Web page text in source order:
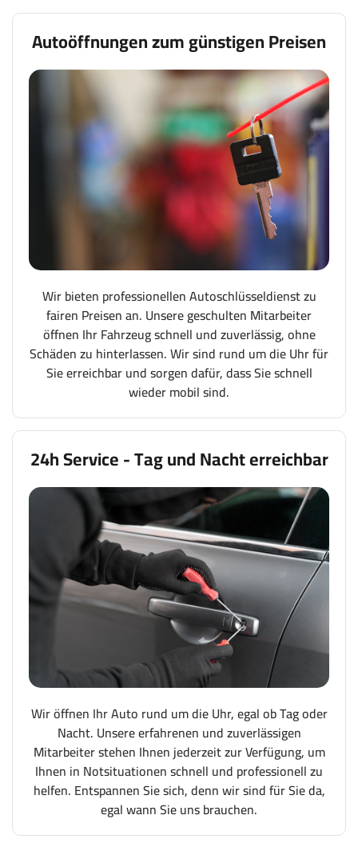
Autoöffnungen zum günstigen Preisen
Wir bieten professionellen Autoschlüsseldienst zu
fairen Preisen an. Unsere geschulten Mitarbeiter
öffnen Ihr Fahrzeug schnell und zuverlässig, ohne
Schäden zu hinterlassen. Wir sind rund um die Uhr für
Sie erreichbar und sorgen dafür, dass Sie schnell
wieder mobil sind.
24h Service - Tag und Nacht erreichbar
Wir öffnen Ihr Auto rund um die Uhr, egal ob Tag oder
Nacht. Unsere erfahrenen und zuverlässigen
Mitarbeiter stehen Ihnen jederzeit zur Verfügung, um
Ihnen in Notsituationen schnell und professionell zu
helfen. Entspannen Sie sich, denn wir sind für Sie da,
egal wann Sie uns brauchen.